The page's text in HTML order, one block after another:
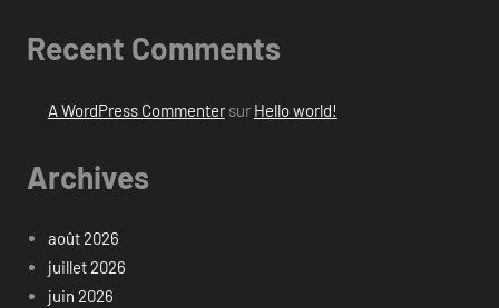
Recent Comments
A WordPress Commentersur Hello world!
Archives
août 2026
juillet 2026
juin 2026